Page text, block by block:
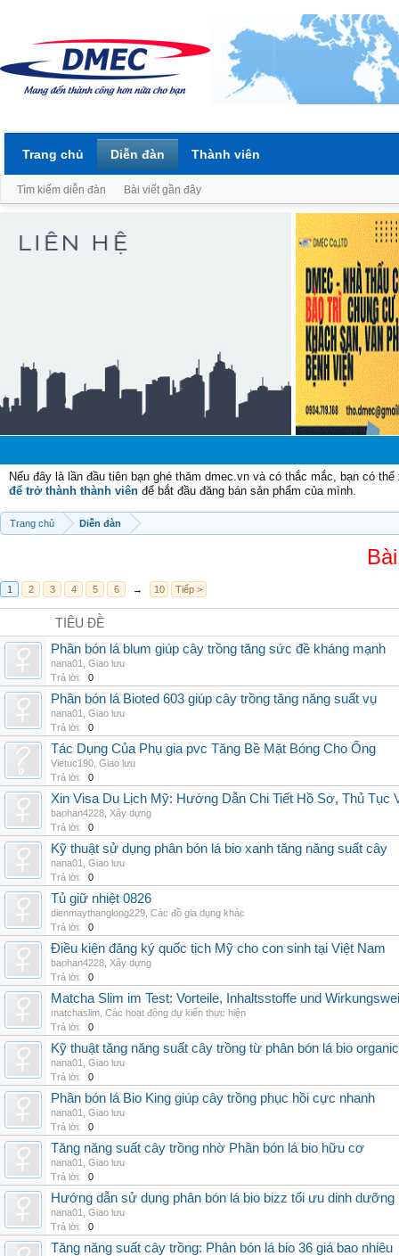
Nếu đây là lần đầu tiên bạn ghé thăm dmec.vn và có thắc mắc, bạn có
để trở thành thành viên để bắt đầu đăng bán sản phẩm của mình.
Trang chủ Diễn đàn
1 2 3 4 5 6 → 10 Tiếp >
TIÊU ĐỀ
Phân bón lá blum giúp cây trồng tăng sức đề kháng mạnh
nana01
Giao lưu
Trả lời:
0
Phân bón lá Bioted 603 giúp cây trồng tăng năng suất vụ
nana01
Giao lưu
Trả lời:
0
Tác Dụng Của Phụ gia pvc Tăng Bề Mặt Bóng Cho Ống
Vietuc190 Giao lưu
Trả lời:
0
Xin Visa Du Lịch Mỹ: Hướng Dẫn Chi Tiết Hồ Sơ, Thủ Tục
baohan4228 Xây dựng
Trả lời:
0
Kỹ thuật sử dụng phân bón lá bio xanh tăng năng suất cây
nana01
Giao lưu
Trả lời:
0
Tủ giữ nhiệt 0826
dienmaythanglong229 Các đồ gia dụng khác
Trả lời:
0
Điều kiện đăng ký quốc tịch Mỹ cho con sinh tại Việt Nam
baohan4228 Xây dựng
Trả lời:
0
Matcha Slim im Test: Vorteile, Inhaltsstoffe und
matchaslim Các hoạt động dự kiến thực hiện
Trả lời:
0
Kỹ thuật tăng năng suất cây trồng từ phân bón lá bio organic
nana01
Giao lưu
Trả lời:
0
Phân bón lá Bio King giúp cây trồng phục hồi cực nhanh
nana01
Giao lưu
Trả lời:
0
Tăng năng suất cây trồng nhờ Phân bón lá bio hữu cơ
nana01
Giao lưu
Trả lời:
0
Hướng dẫn sử dụng phân bón lá bio bizz tối ưu dinh dưỡng
nana01
Giao lưu
Trả lời:
0
Tăng năng suất cây trồng: Phân bón lá bio 36 giá bao nhiêu
Trang chủ Diễn đàn
Tìm kiếm diễn đàn Bài viết gần đây
Thành viên